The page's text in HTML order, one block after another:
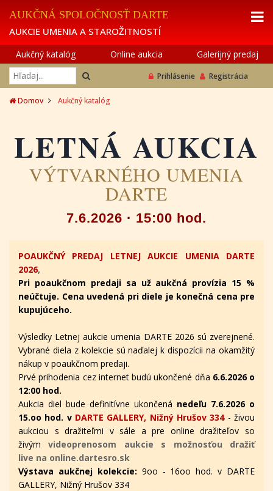
AUKČNÁ SPOLOČNOSŤ DARTE
AUKCIE UMENIA A STAROŽITNOSTÍ
Aukčný katalóg Online aukcia Galerijný predaj
Prihlásenie Registrácia
Domov Aukčný katalóg
LETNÁ AUKCIA
VÝTVARNÉHO UMENIA
DARTE
7.6.2026 · 15:00 hod.
POAUKČNÝ PREDAJ LETNEJ AUKCIE UMENIA DARTE
2026,
Pri poaukčnom predaji sa už aukčná provízia 15 %
neúčtuje. Cena uvedená pri diele je konečná cena pre
kupujúceho.
Výsledky Letnej aukcie umenia DARTE 2026 sú zverejnené.
Vybrané diela z kolekcie sú naďalej k dispozícii na okamžitý
nákup v poaukčnom predaji.
Prvé prihodenia cez internet budú ukončené dňa 6.6.2026 o
12:00 hod.
Aukcia diel bude definitívne ukončená nedeľu 7.6.2026 o
15.oo hod. v DARTE GALLERY, Nižný Hrušov 334 - živou
aukciou s dražiteľmi v sále a pre online dražiteľov so
živým videoprenosom aukcie s možnosťou dražiť
live na online.dartesro.sk
Výstava aukčnej kolekcie: 9oo - 16oo hod. v DARTE
GALLERY, Nižný Hrušov 334